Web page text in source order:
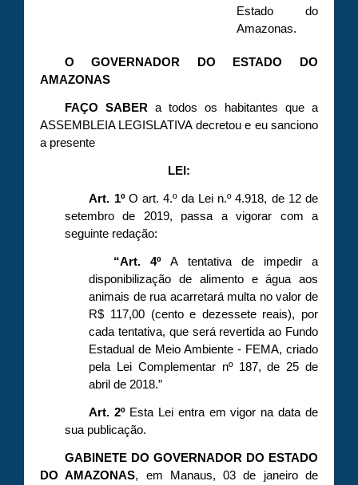
Estado do
Amazonas.
O GOVERNADOR DO ESTADO DO
AMAZONAS
FAÇO SABER a todos os habitantes que a
ASSEMBLEIA LEGISLATIVA decretou e eu sanciono
a presente
LEI:
Art. 1º O art. 4.º da Lei n.º 4.918, de 12 de
setembro de 2019, passa a vigorar com a
seguinte redação:
“Art. 4ºA tentativa de impedir a
disponibilização de alimento e água aos
animais de rua acarretará multa no valor de
R$ 117,00 (cento e dezessete reais), por
cada tentativa, que será revertida ao Fundo
Estadual de Meio Ambiente - FEMA, criado
pela Lei Complementar nº 187, de 25 de
abril de 2018.”
Art. 2º Esta Lei entra em vigor na data de
sua publicação.
GABINETE DO GOVERNADOR DO ESTADO
DO AMAZONAS, em Manaus, 03 de janeiro de